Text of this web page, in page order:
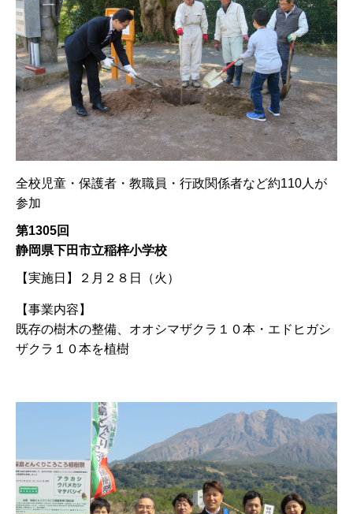
全校児童・保護者・教職員・行政関係者など約110人が
参加
第1305回
静岡県下田市立稲梓小学校
【実施日】 ２月２８日（火）
【事業内容】
既存の樹木の整備、オオシマザクラ１０本・エドヒガシ
ザクラ１０本を植樹